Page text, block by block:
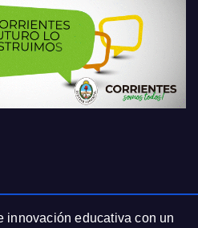
innovación educativa con un